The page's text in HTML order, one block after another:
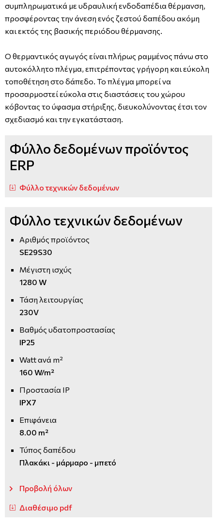
συμπληρωματικά με υδραυλική ενδοδαπέδια θέρμανση,
προσφέροντας την άνεση ενός ζεστού δαπέδου ακόμη
και εκτός της βασικής περιόδου θέρμανσης.
Ο θερμαντικός αγωγός είναι πλήρως ραμμένος πάνω στο
αυτοκόλλητο πλέγμα, επιτρέποντας γρήγορη και εύκολη
τοποθέτηση στο δάπεδο. Το πλέγμα μπορεί να
προσαρμοστεί εύκολα στις διαστάσεις του χώρου
κόβοντας το ύφασμα στήριξης, διευκολύνοντας έτσι τον
σχεδιασμό και την εγκατάσταση.
Φύλλο δεδομένων προϊόντος
ERP
Φύλλο τεχνικών δεδομένων
Φύλλο τεχνικών δεδομένων
Αριθμός προϊόντος
SE29S30
Μέγιστη ισχύς
1280 W
Τάση λειτουργίας
230V
Βαθμός υδατοπροστασίας
IP25
Watt ανά m²
160 W/m²
Προστασία IP
IPX7
Επιφάνεια
8.00 m²
Τύπος δαπέδου
Πλακάκι - μάρμαρο - μπετό
Προβολή όλων
Διαθέσιμο pdf